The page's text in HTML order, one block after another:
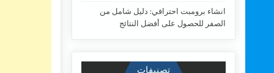
انشاء برومبت احترافي: دليل شامل من
الصفر للحصول على أفضل النتائج
تصنيفات